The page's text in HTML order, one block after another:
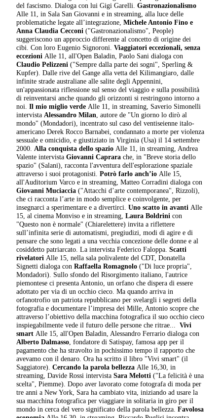
del fascismo. Dialoga con lui Gigi Garelli.Gastronazionalismo
Alle 11, in Sala San Giovanni e in streaming, alla luce delle
problematiche legate all’integrazione,Michele Antonio Fino e
Anna Claudia Cecconi ("Gastronazionalismo", People)
suggeriscono un approccio differente al concetto di origine dei
cibi. Con loro Eugenio Signoroni.Viaggiatori eccezionali, senza
eccezioni Alle 11, all'Open Baladin, Paolo Sani dialoga con
Claudio Pelizzeni ("Sempre dalla parte dei sogni", Sperling &
Kupfer). Dalle rive del Gange alla vetta del Kilimangiaro, dalle
infinite strade australiane alle salite degli Appennini,
un'appassionata riflessione sul senso del viaggio e sulla possibilità
di reinventarsi anche quando gli orizzonti si restringono intorno a
noi.Il mio miglio verde Alle 11, in streaming, Saverio Simonelli
intervista Alessandro Milan , autore de "Un giorno lo dirò al
mondo" (Mondadori), incentrato sul caso del ventiseienne italo-
americano Derek Rocco Barnabei, condannato a morte per violenza
sessuale e omicidio, e giustiziato in Virginia (Usa) il 14 settembre
2000. Alla conquista dello spazio Alle 11, in streaming, Andrea
Valente intervistaGiovanni Caprarache, in "Breve storia dello
spazio" (Salani), racconta l'avventura dell'esplorazione spaziale
attraverso i suoi protagonisti.Potrò farlo anch’io Alle 15,
all'Auditorium Varco e in streaming, Matteo Corradini dialoga con
Giovanni Muciaccia ("Attacchi d’arte contemporanea", Rizzoli),
che ci racconta l’arte in modo semplice e coinvolgente, per
insegnarci a sperimentare e a divertirci.Uno scatto in avanti Alle
15, al cinema Monviso e in streaming,Laura Boldrini con
"Questo non è normale" (Chiarelettere) invita a riflettere
sull’infinita serie di automatismi, pregiudizi, modi di agire e di
pensare che sono legati a una vecchia concezione delle donne e al
cosiddetto patriarcato. La intervista Federico Faloppa.Scatti
rivelatori Alle 15, nella sala polivalente del CDT, Donatella
Signetti dialoga conRaffaella Romagnolo ("Di luce propria",
Mondadori). Sullo sfondo del Risorgimento italiano, l'autrice
piemontese ci presenta Antonio, un orfano che dispera di essere
adottato per via di un occhio cieco. Ma quando arriva in
orfanotrofio un patriota repubblicano per svelargli i segreti della
fotografia e documentare l’impresa dei Mille, Antonio scopre che
attraverso l’obiettivo della macchina fotografica il suo occhio cieco
inspiegabilmente vede il futuro delle persone che ritrae...
Vivi
smart Alle 15, all'Open Baladin, Alessandro Ferrario dialoga con
Alberto Dalmasso , fondatore di Satispay, famosa app per il
pagamento che ha stravolto in pochissimo tempo il rapporto che
avevamo con il denaro. Ora ha scritto il libro "Vivi smart" (il
Saggiatore).Cercando la parola bellezza Alle 16,30, in
streaming, Davide Rossi intervista Sara Melotti ("La felicità è una
scelta", Piemme). Dopo aver lavorato come fotografa di moda per
tre anni a New York, Sara ha cambiato vita, iniziando ad usare la
sua macchina fotografica per viaggiare in solitaria in giro per il
mondo in cerca del vero significato della parola bellezza.Favolosa